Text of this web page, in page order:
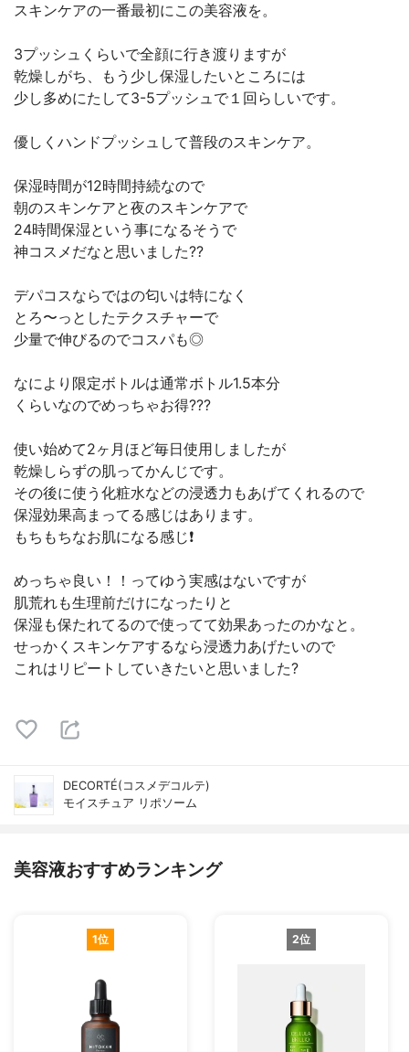
スキンケアの一番最初にこの美容液を。
3プッシュくらいで全顔に行き渡りますが
乾燥しがち、もう少し保湿したいところには
少し多めにたして3-5プッシュで１回らしいです。
優しくハンドプッシュして普段のスキンケア。
保湿時間が12時間持続なので
朝のスキンケアと夜のスキンケアで
24時間保湿という事になるそうで
神コスメだなと思いました??
デパコスならではの匂いは特になく
とろ〜っとしたテクスチャーで
少量で伸びるのでコスパも◎
なにより限定ボトルは通常ボトル1.5本分
くらいなのでめっちゃお得???
使い始めて2ヶ月ほど毎日使用しましたが
乾燥しらずの肌ってかんじです。
その後に使う化粧水などの浸透力もあげてくれるので
保湿効果高まってる感じはあります。
もちもちなお肌になる感じ❗️
めっちゃ良い！！ってゆう実感はないですが
肌荒れも生理前だけになったりと
保湿も保たれてるので使ってて効果あったのかなと。
せっかくスキンケアするなら浸透力あげたいので
これはリピートしていきたいと思いました?
DECORTÉ(コスメデコルテ)
モイスチュア リポソーム
美容液おすすめランキング
1位 2位